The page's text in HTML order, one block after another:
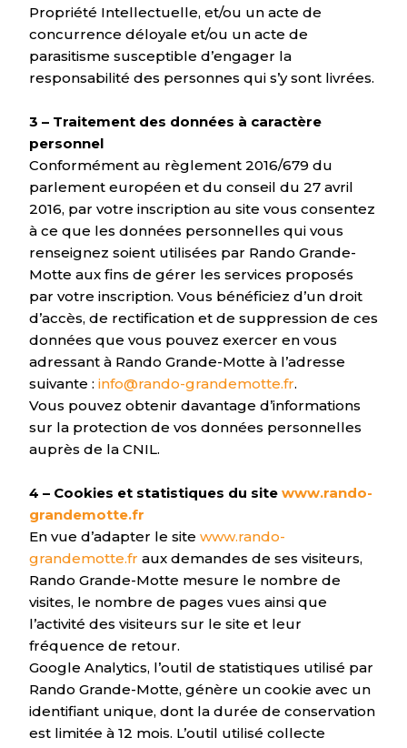
Propriété Intellectuelle, et/ou un acte de
concurrence déloyale et/ou un acte de
parasitisme susceptible d’engager la
responsabilité des personnes qui s’y sont livrées.
3 – Traitement des données à caractère
personnel
Conformément au règlement 2016/679 du
parlement européen et du conseil du 27 avril
2016, par votre inscription au site vous consentez
à ce que les données personnelles qui vous
renseignez soient utilisées par Rando Grande-
Motte aux fins de gérer les services proposés
par votre inscription. Vous bénéficiez d’un droit
d’accès, de rectification et de suppression de ces
données que vous pouvez exercer en vous
adressant à Rando Grande-Motte à l’adresse
suivante : info@rando-grandemotte.fr.
Vous pouvez obtenir davantage d’informations
sur la protection de vos données personnelles
auprès de la CNIL.
4 – Cookies et statistiques du site www.rando-
grandemotte.fr
En vue d’adapter le site www.rando-
grandemotte.fr aux demandes de ses visiteurs,
Rando Grande-Motte mesure le nombre de
visites, le nombre de pages vues ainsi que
l’activité des visiteurs sur le site et leur
fréquence de retour.
Google Analytics, l’outil de statistiques utilisé par
Rando Grande-Motte, génère un cookie avec un
identifiant unique, dont la durée de conservation
est limitée à 12 mois. L’outil utilisé collecte